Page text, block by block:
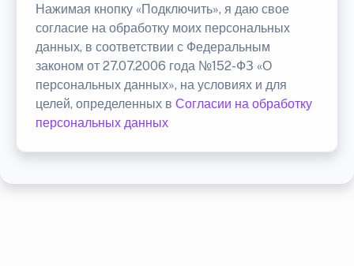
Нажимая кнопку «Подключить», я даю свое
согласие на обработку моих персональных
данных, в соответствии с Федеральным
законом от 27.07.2006 года №152-ФЗ «О
персональных данных», на условиях и для
целей, определенных в Согласии на обработку
персональных данных